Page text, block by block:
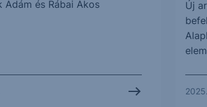
Ádám és Rábai Ákos
Új